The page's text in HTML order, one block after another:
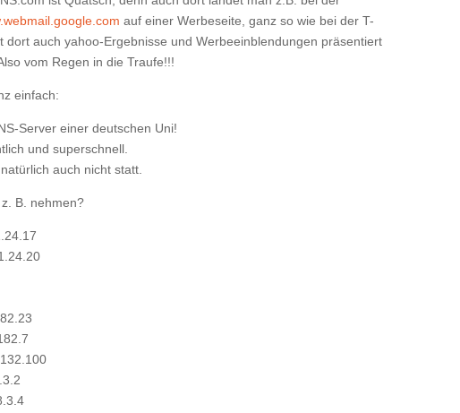
auf einer Werbeseite, ganz so wie bei der T-
dort auch yahoo-Ergebnisse und Werbeeinblendungen präsentiert
vom Regen in die Traufe!!!
einfach:
Server einer deutschen Uni!
und superschnell.
auch nicht statt.
B. nehmen?